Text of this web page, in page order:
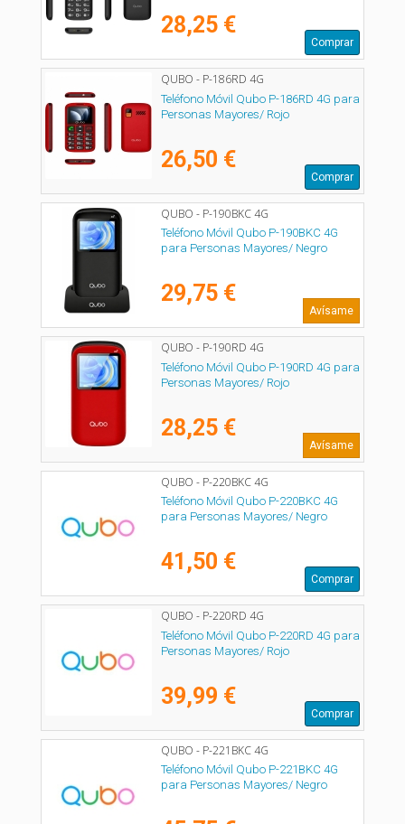
28,25 €
Comprar
QUBO - P-186RD 4G
Teléfono Móvil Qubo P-186RD 4G para
Personas Mayores/ Rojo
26,50 €
Comprar
QUBO - P-190BKC 4G
Teléfono Móvil Qubo P-190BKC 4G
para Personas Mayores/ Negro
29,75 €
Avísame
QUBO - P-190RD 4G
Teléfono Móvil Qubo P-190RD 4G para
Personas Mayores/ Rojo
28,25 €
Avísame
QUBO - P-220BKC 4G
Teléfono Móvil Qubo P-220BKC 4G
para Personas Mayores/ Negro
41,50 €
Comprar
QUBO - P-220RD 4G
Teléfono Móvil Qubo P-220RD 4G para
Personas Mayores/ Rojo
39,99 €
Comprar
QUBO - P-221BKC 4G
Teléfono Móvil Qubo P-221BKC 4G
para Personas Mayores/ Negro